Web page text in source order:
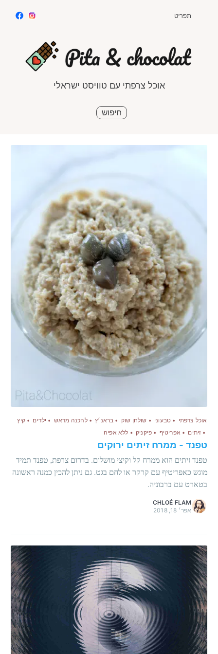
תפריט
אוכל צרפתי עם טוויסט ישראלי
חיפוש
אוכל צרפתי טבעוני שולחן שוק בראנ׳ץ להכנה מראש ילדים
קיץ
זיתים
אפריטיף פיקניק ללא אפיה
טפנד - ממרח זיתים ירוקים
טפנד זיתים הוא ממרח קל וקיצי מושלום. בדרום צרפת, טפנד תמיד
מוגש כאפריטיף עם קרקר או לחם בגט. גם ניתן להכין כמנה ראשונה
בטארט עם ברבוניה.
CHLOÉ FLAM
אפר׳ 18, 2018
קבלו את המתכונים